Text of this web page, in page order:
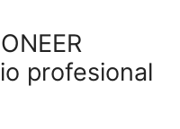
profesional